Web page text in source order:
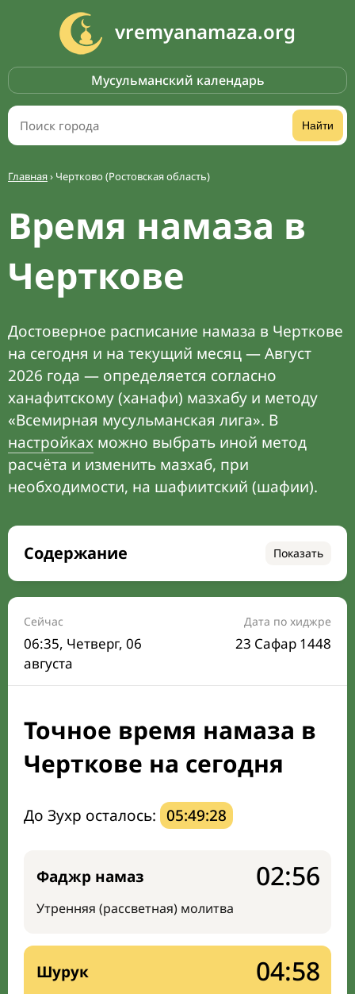
vremyanamaza.org
Мусульманский календарь
Найти
Главная› Чертково (Ростовская область)
Время намаза в
Черткове
Достоверное расписание намаза в Черткове
на сегодня и на текущий месяц — Август
2026 года — определяется согласно
ханафитскому (ханафи) мазхабу и методу
«Всемирная мусульманская лига». В
настройках можно выбрать иной метод
расчёта и изменить мазхаб, при
необходимости, на шафиитский (шафии).
Содержание Показать
Время намаза на сегодня
Расписание на месяц
Время Сухура и Ифтара на сегодня
Календарь рамадана
Направление киблы
Сейчас
06:35, Четверг, 06
августа
Дата по хиджре
23 Сафар 1448
Точное время намаза в
Черткове на сегодня
До Зухр осталось: 05:49:27
Фаджр намаз
Утренняя (рассветная) молитва
02:56
Шурук 04:58